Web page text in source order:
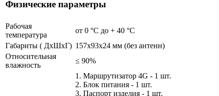
Физические параметры
Рабочая
температура
от 0 °С до + 40 °C
Габариты ( ДхШхГ) 157x93x24 мм (без антенн)
Относительная
влажность
≤ 90%
1. Маршрутизатор 4G - 1 шт.
2. Блок питания - 1 шт.
3. Паспорт изделия - 1 шт.